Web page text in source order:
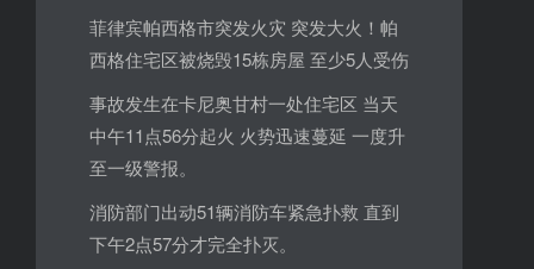
菲律宾帕西格市突发火灾 突发大火！帕
西格住宅区被烧毁15栋房屋 至少5人受伤
事故发生在卡尼奥甘村一处住宅区 当天
中午11点56分起火 火势迅速蔓延 一度升
至一级警报。
消防部门出动51辆消防车紧急扑救 直到
下午2点57分才完全扑灭。